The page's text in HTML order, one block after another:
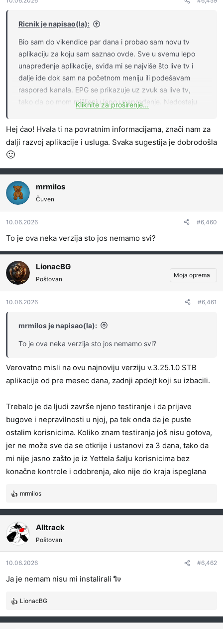
Ricnik je napisao(la):
Bio sam do vikendice par dana i probao sam novu tv
aplikaciju za koju sam saznao ovde. Sve u svemu lepo
unapređenje aplikacije, sviđa mi se najviše što live tv i
dalje ide dok sam na početnom meniju ili podešavam
raspored kanala. EPG se prikazuje uz zvuk sa live tv,
tako da po mom mišljenju lepo unapređenje. Nedostaju
ubačen Trace urban kanal. Čak je i Marquee kanal
ubačen, bio sam ubeđen da je bio samo u SBB.
Kliknite za proširenje...
Hej ćao! Hvala ti na povratnim informacijama, znači nam za
dalji razvoj aplikacije i usluga. Svaka sugestija je dobrodošla
🙂
mrmilos
Čuven
10.06.2026 #6,460
To je ova neka verzija sto jos nemamo svi?
LionacBG
Poštovan
Moja oprema
10.06.2026 #6,461
mrmilos je napisao(la):
To je ova neka verzija sto jos nemamo svi?
Verovatno misli na ovu najnoviju verziju v.3.25.1.0 STB
aplikacije od pre mesec dana, zadnji apdejt koji su izbacili.
Trebalo je da ljudi završe njeno testiranje i da prijave
bugove i nepravilnosti u njoj, pa tek onda da je puste
ostalim korisnicima. Koliko znam testiranja još nisu gotova,
jer ne može sve da se otkrije i ustanovi za 3 dana, tako da
mi nije jasno zašto je iz Yettela šalju korisnicima bez
konačne kontrole i odobrenja, ako nije do kraja ispeglana
R
e
a
g
o
v
a
n
a
mrmilos
Alltrack
Poštovan
10.06.2026 #6,462
Ja je nemam nisu mi instalirali 🐑
R
e
a
LionacBG